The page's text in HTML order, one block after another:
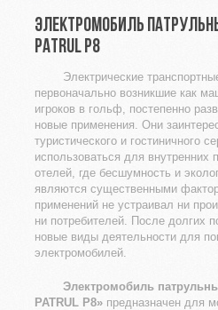
ЭЛЕКТРОМОБИЛЬ
PATRUL P8
Электрические
первоначально возникшие как
игроков в гольф, постепенно
новые применения. Они
туристического и гостиничного
использоваться для внутренних
отелей, где бесшумность и
являются существенными
применений не устраивал ни
ни потребителей. После долгих
новые виды деятельности для
электромобилей.
Электромобиль
PATRUL P8» предназначен для